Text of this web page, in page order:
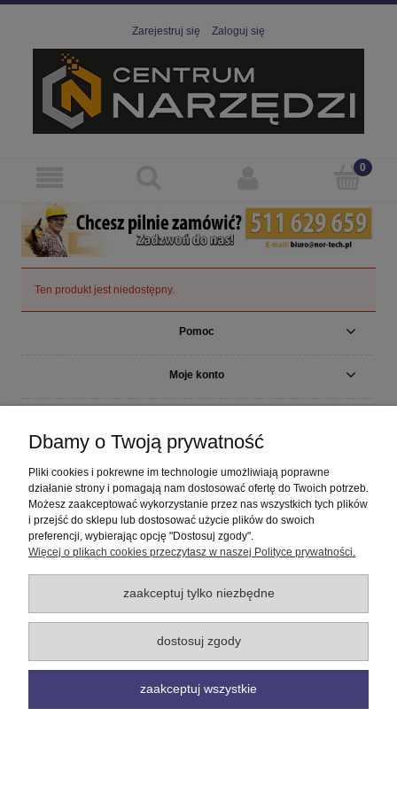
Zarejestruj się Zaloguj się
Ten produkt jest niedostępny.
Pomoc
Moje konto
O nas
pokaż pełną wersję strony
Sklep internetowy Shoper Premium
Dbamy o Twoją prywatność
Pliki cookies i pokrewne im technologie umożliwiają poprawne
działanie strony i pomagają nam dostosować ofertę do Twoich potrzeb.
Możesz zaakceptować wykorzystanie przez nas wszystkich tych plików
i przejść do sklepu lub dostosować użycie plików do swoich
preferencji, wybierając opcję "Dostosuj zgody".
Więcej o plikach cookies przeczytasz w naszej Polityce prywatności.
zaakceptuj tylko niezbędne
dostosuj zgody
zaakceptuj wszystkie